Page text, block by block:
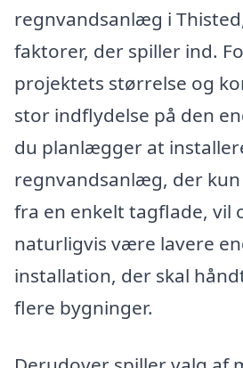
regnvandsanlæg i
faktorer, der spiller ind.
projektets størrelse og
stor indflydelse på den
du planlægger at
regnvandsanlæg, der
fra en enkelt tagflade, vil
naturligvis være lavere
installation, der skal
flere bygninger.